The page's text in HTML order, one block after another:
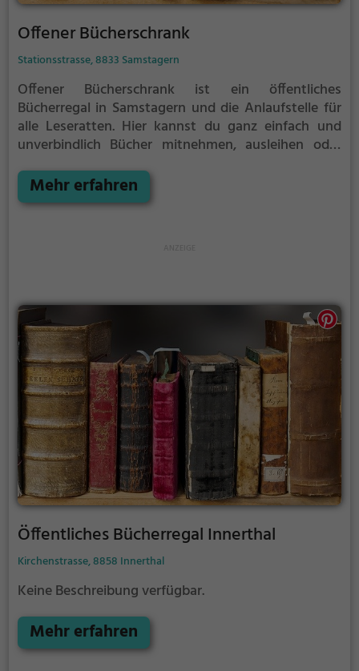
Offener Bücherschrank
Stationsstrasse, 8833 Samstagern
Offener Bücherschrank ist ein öffentliches
Bücherregal in Samstagern und die Anlaufstelle für
alle Leseratten. Hier kannst du ganz einfach und
unverbindlich Bücher mitnehmen, ausleihen oder
Bücherregale leben - es gibt kein festes Sortiment,
der Bestand wechselt täglich.
Mehr erfahren
Öffentliches Bücherregal Innerthal
Kirchenstrasse, 8858 Innerthal
Keine Beschreibung verfügbar.
Mehr erfahren